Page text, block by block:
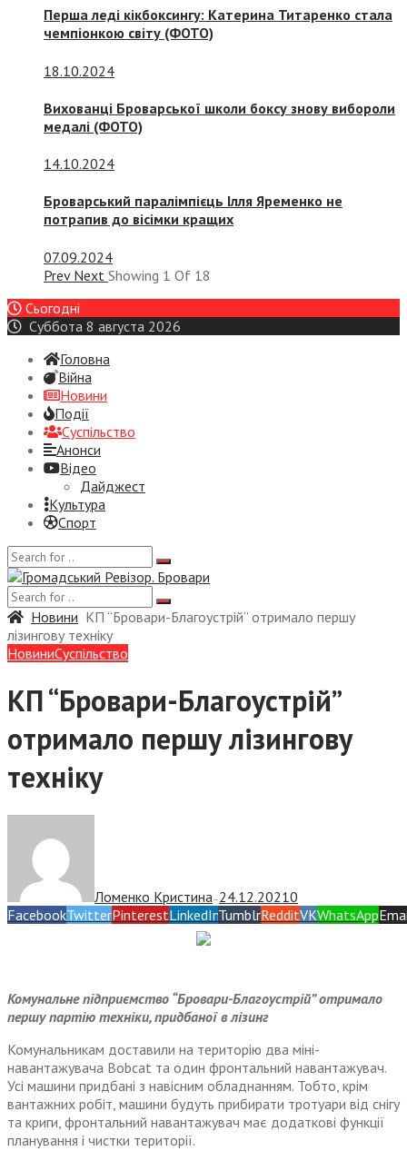
Перша леді кікбоксингу: Катерина Титаренко стала
чемпіонкою світу (ФОТО)
18.10.2024
Вихованці Броварської школи боксу знову вибороли
медалі (ФОТО)
14.10.2024
Броварський паралімпієць Ілля Яременко не
потрапив до вісімки кращих
07.09.2024
Prev Next Showing 1 Of 18
Сьогодні
Суббота 8 августа 2026
Головна
Війна
Новини
Події
Суспiльство
Анонси
Відео
Дайджест
Культура
Спорт
Новини КП “Бровари-Благоустрій” отримало першу
лізингову техніку
НовиниСуспiльство
КП “Бровари-Благоустрій”
отримало першу лізингову
техніку
Ломенко Кристина— 24.12.20210
FacebookTwitterPinterestLinkedInTumblrRedditVKWhatsApp
Комунальне підприємство “Бровари-Благоустрій” отримало
першу партію техніки, придбаної в лізинг
Комунальникам доставили на територію два міні-
навантажувача Bobcat та один фронтальний навантажувач.
Усі машини придбані з навісним обладнанням. Тобто, крім
вантажних робіт, машини будуть прибирати тротуари від снігу
та криги, фронтальний навантажувач має додаткові функції
планування і чистки території.